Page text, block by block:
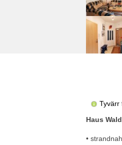
Tyvärr
Haus
•